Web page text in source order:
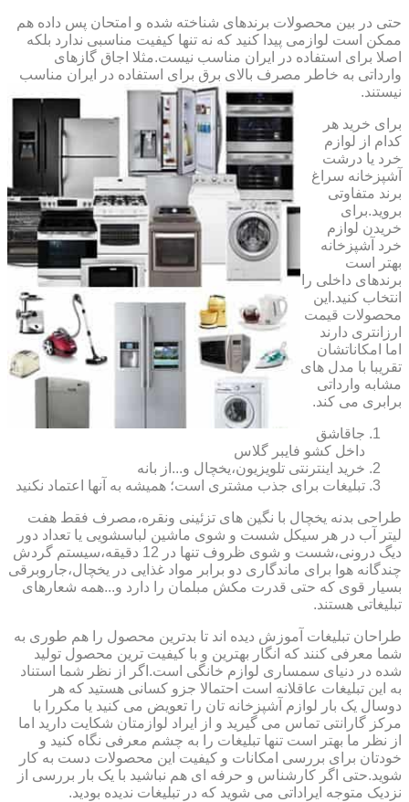
حتی در بین محصولات برندهای شناخته شده و امتحان پس داده هم
ممکن است لوازمی پیدا کنید که نه تنها کیفیت مناسبی ندارد بلکه
اصلا برای استفاده در ایران مناسب نیست.مثلا اجاق گازهای
وارداتی به خاطر مصرف بالای برق برای استفاده در ایران مناسب
نیستند.
برای خرید هر
کدام از لوازم
خرد یا درشت
آشپزخانه سراغ
برند متفاوتی
بروید.برای
خریدن لوازم
خرد آشپزخانه
بهتر است
برندهای داخلی را
انتخاب کنید.این
محصولات قیمت
ارزانتری دارند
اما امکاناتشان
تقریبا با مدل های
مشابه وارداتی
برابری می کند.
جاقاشق
داخل کشو فایبر گلاس
خرید اینترنتی تلویزیون،یخچال و...از بانه
تبلیغات برای جذب مشتری است؛ همیشه به آنها اعتماد نکنید
طراحی بدنه یخچال با نگین های تزئینی ونقره،مصرف فقط هفت
لیتر آب در هر سیکل شست و شوی ماشین لباسشویی یا تعداد دور
دیگ درونی،شست و شوی ظروف تنها در 12 دقیقه،سیستم گردش
چندگانه هوا برای ماندگاری دو برابر مواد غذایی در یخچال،جاروبرقی
بسیار قوی که حتی قدرت مکش مبلمان را دارد و...همه شعارهای
تبلیغاتی هستند.
طراحان تبلیغات آموزش دیده اند تا بدترین محصول را هم طوری به
شما معرفی کنند که انگار بهترین و با کیفیت ترین محصول تولید
شده در دنیای سمساری لوازم خانگی است.اگر از نظر شما استناد
به این تبلیغات عاقلانه است احتمالا جزو کسانی هستید که هر
دوسال یک بار لوازم آشپزخانه تان را تعویض می کنید یا مکررا با
مرکز گارانتی تماس می گیرید و از ایراد لوازمتان شکایت دارید اما
از نظر ما بهتر است تنها تبلیغات را به چشم معرفی نگاه کنید و
خودتان برای بررسی امکانات و کیفیت این محصولات دست به کار
شوید.حتی اگر کارشناس و حرفه ای هم نباشید با یک بار بررسی از
نزدیک متوجه ایراداتی می شوید که در تبلیغات ندیده بودید.